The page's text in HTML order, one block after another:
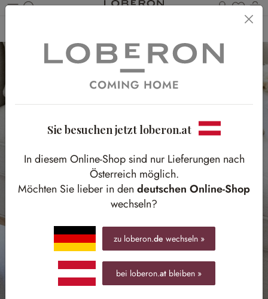
Du
Sie besuchen jetzt loberon.at
In diesem Online-Shop sind nur Lieferungen nach
Österreich möglich.
Möchten Sie lieber in den deutschen Online-Shop
wechseln?
zu loberon.de wechseln »
bei loberon.at bleiben »